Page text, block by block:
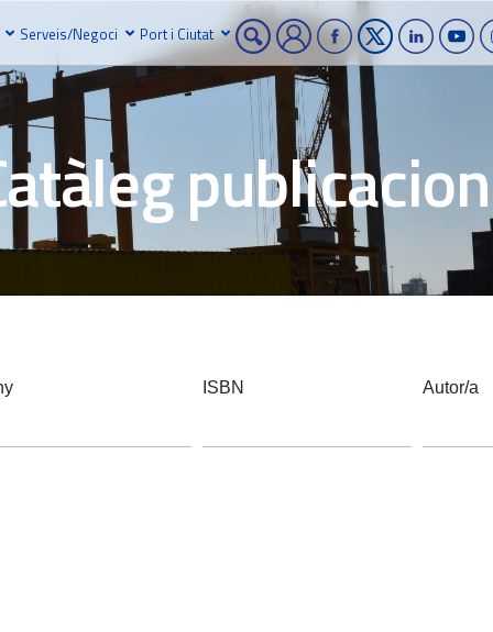
Serveis/Negoci Port i Ciutat
ISBN Autor/a